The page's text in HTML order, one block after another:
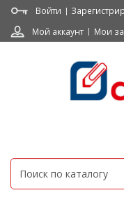
Войти
Мой аккаунт
Мои